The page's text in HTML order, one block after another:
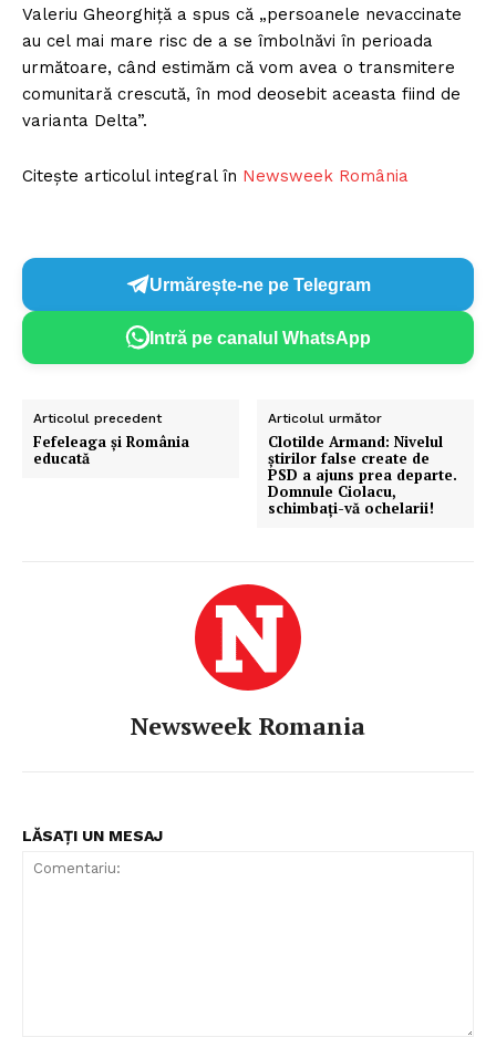
Valeriu Gheorghiţă a spus că „persoanele nevaccinate
au cel mai mare risc de a se îmbolnăvi în perioada
următoare, când estimăm că vom avea o transmitere
comunitară crescută, în mod deosebit aceasta fiind de
varianta Delta”.
Citește articolul integral în Newsweek România
Urmărește-ne pe Telegram
Intră pe canalul WhatsApp
Articolul precedent
Fefeleaga și România
educată
Articolul următor
Clotilde Armand: Nivelul
ştirilor false create de
PSD a ajuns prea departe.
Domnule Ciolacu,
schimbaţi-vă ochelarii!
Newsweek Romania
LĂSAȚI UN MESAJ